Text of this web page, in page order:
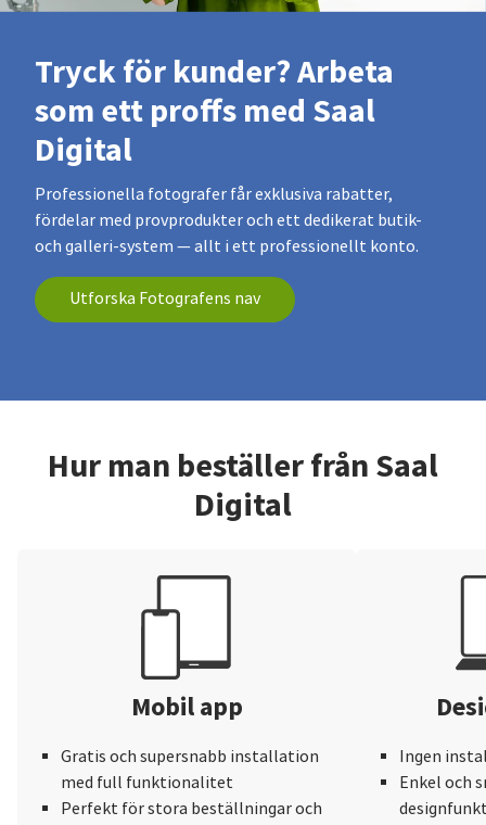
Tryck för kunder? Arbeta
som ett proffs med Saal
Digital
Professionella fotografer får exklusiva rabatter,
fördelar med provprodukter och ett dedikerat butik-
och galleri-system — allt i ett professionellt konto.
Utforska Fotografens nav
Hur man beställer från Saal
Digital
Mobil app
Gratis och supersnabb installation
med full funktionalitet
Perfekt för stora beställningar och
Ingen
Enkel och